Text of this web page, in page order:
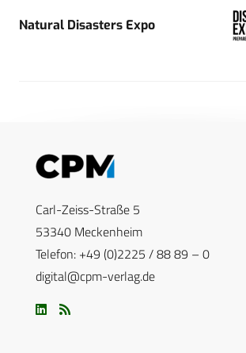
Natural Disasters Expo
Carl-Zeiss-Straße 5
53340 Meckenheim
Telefon: +49 (0)2225 / 88 89 – 0
digital@cpm-verlag.de